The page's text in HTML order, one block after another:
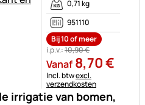
irrigatie van bomen,
0,71 kg
951110
Bij 10 of meer
i.p.v.:10,90€
Vanaf 8,70€
Belastinginformatie:
Incl. btwexcl.
verzendkosten